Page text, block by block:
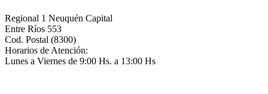
Regional 1 Neuquén Capital
Entre Ríos 553
Cod. Postal (8300)
Horarios de Atención:
Lunes a Viernes de 9:00 Hs. a 13:00 Hs